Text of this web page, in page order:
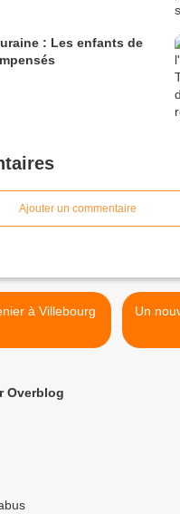
: Les enfants de
Ajouter un commentaire
à Villebourg
Un
Overblog